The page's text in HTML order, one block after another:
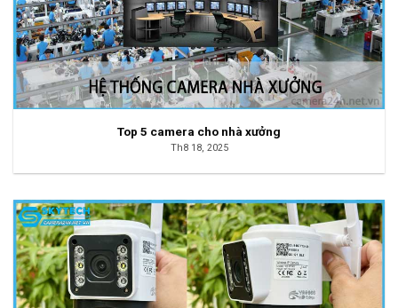
Top 5 camera cho nhà xưởng
Th8 18, 2025